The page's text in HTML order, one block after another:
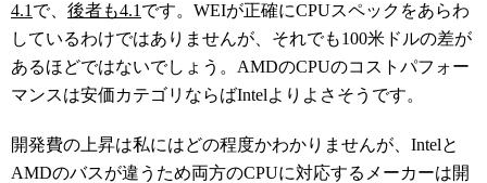
4.1 で、 後者も4.1 です。WEIが正確にCPUスペックをあらわ
しているわけではありませんが、それでも100米ドルの差が
あるほどではないでしょう。AMDのCPUのコストパフォー
マンスは安価カテゴリならばIntelよりよさそうです。
開発費の上昇は私にはどの程度かわかりませんが、Intelと
AMDのバスが違うため両方のCPUに対応するメーカーは開